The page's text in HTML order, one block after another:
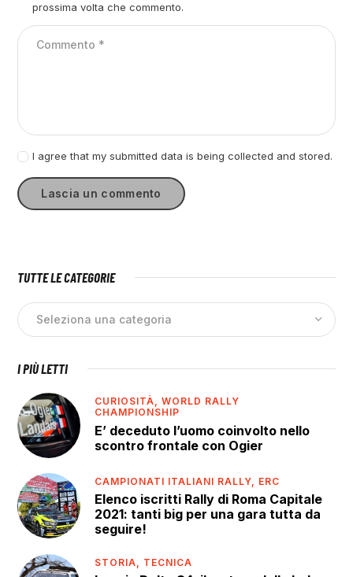
prossima volta che commento.
I agree that my submitted data is being collected and stored.
TUTTE LE CATEGORIE
I PIÙ LETTI
CURIOSITÀ,WORLD RALLY
CHAMPIONSHIP
E’ deceduto l’uomo coinvolto nello
scontro frontale con Ogier
CAMPIONATI ITALIANI RALLY, ERC
Elenco iscritti Rally di Roma Capitale
2021: tanti big per una gara tutta da
seguire!
STORIA, TECNICA